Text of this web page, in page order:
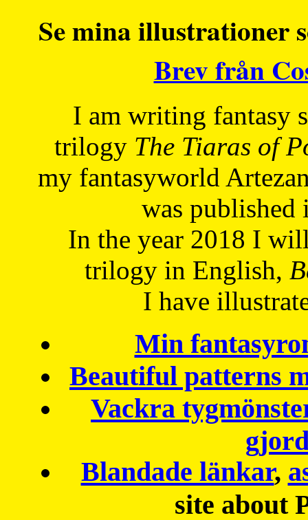
Se mina illustrationer
Brev från
I am writing fantasy
trilogy The Tiaras of
my fantasyworld
was published
In the year 2018 I
trilogy in English,
I have
Min
Beautiful patterns
Vackra
Blandade länkar,
site about